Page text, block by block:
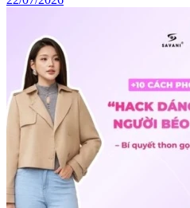
Bí quyết phối đồ mùa hè 2026:
sành điệu